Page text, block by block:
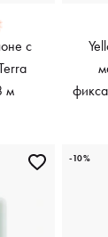
с
м
-10%